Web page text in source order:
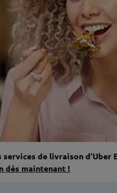
de livraison d’Uber
dès maintenant !